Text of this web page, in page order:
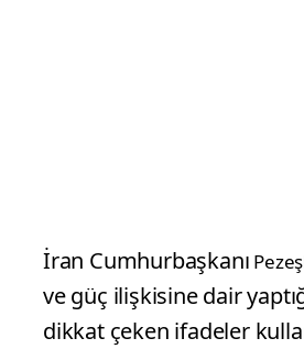
İran Cumhurbaşkanı
ve güç ilişkisine dair
dikkat çeken ifadeler